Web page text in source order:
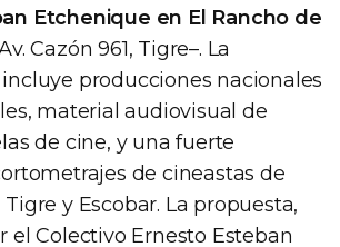
Etchenique en El Rancho de
Cazón 961, Tigre–. La
producciones nacionales
material audiovisual de
de cine, y una fuerte
de cineastas de
y Escobar. La propuesta,
el Colectivo Ernesto Esteban